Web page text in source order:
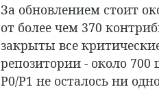
За обновлением стоит
от более чем 370
закрыты все
репозитории - около
P0/P1 не осталось ни